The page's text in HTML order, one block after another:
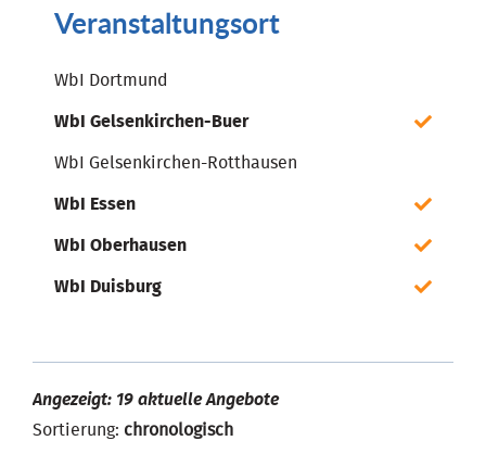
Veranstaltungsort
WbI Dortmund
WbI Gelsenkirchen-Buer
WbI Gelsenkirchen-Rotthausen
WbI Essen
WbI Oberhausen
WbI Duisburg
Angezeigt: 19 aktuelle Angebote
Sortierung: chronologisch